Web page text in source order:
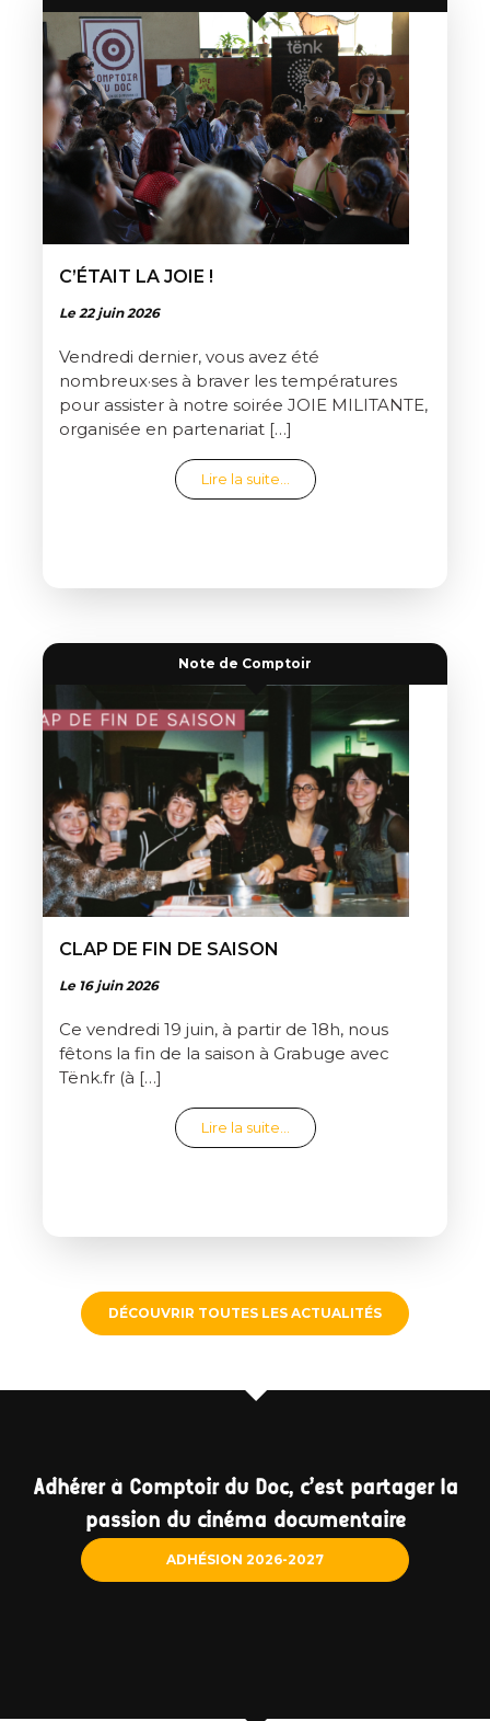
C’ÉTAIT LA JOIE !
Le 22 juin 2026
Vendredi dernier, vous avez été
nombreux·ses à braver les températures
pour assister à notre soirée JOIE MILITANTE,
organisée en partenariat […]
Lire la suite… from C’était la joie !
Note de Comptoir
CLAP DE FIN DE SAISON
Le 16 juin 2026
Ce vendredi 19 juin, à partir de 18h, nous
fêtons la fin de la saison à Grabuge avec
Tënk.fr (à […]
Lire la suite… from Clap de fin de saison
DÉCOUVRIR TOUTES LES ACTUALITÉS
Adhérer à Comptoir du Doc, c'est partager la
passion du cinéma documentaire
ADHÉSION 2026-2027